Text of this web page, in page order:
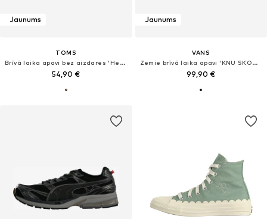
Jaunums
TOMS
Brīvā laika apavi bez aizdares 'Heritage'
54,90 €
Jaunums
VANS
Zemie brīvā laika apavi 'KNU SKOOL'
99,90 €